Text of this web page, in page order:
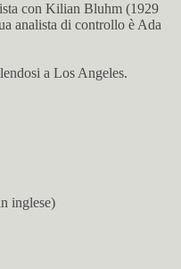
con Kilian Bluhm (1929
analista di controllo è Ada
a Los Angeles.
inglese)